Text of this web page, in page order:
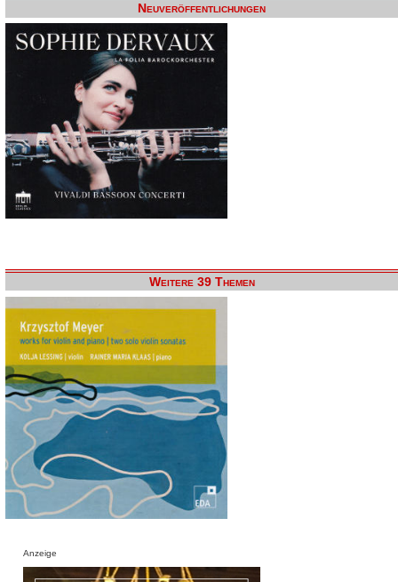
Neuveröffentlichungen
Weitere 39 Themen
Anzeige